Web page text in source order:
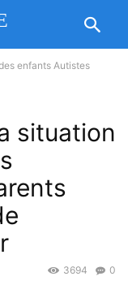
enfants Autistes
situation
0
3694